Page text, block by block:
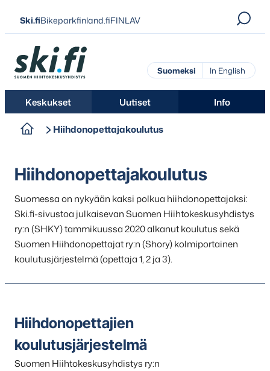
Siirry
suoraan
sisältöön
Ski.fiBikeparkfinland.fiFINLAV
Ski.fi
Suomeksi In English
Keskukset Uutiset Info
Hiihdonopettajakoulutus
Hiihdonopettajakoulutus
Suomessa on nykyään kaksi polkua hiihdonopettajaksi:
Ski.fi-sivustoa julkaisevan Suomen Hiihtokeskusyhdistys
ry:n (SHKY) tammikuussa 2020 alkanut koulutus sekä
Suomen Hiihdonopettajat ry:n (Shory) kolmiportainen
koulutusjärjestelmä (opettaja 1, 2 ja 3).
Hiihdonopettajien
koulutusjärjestelmä
Suomen Hiihtokeskusyhdistys ry:n